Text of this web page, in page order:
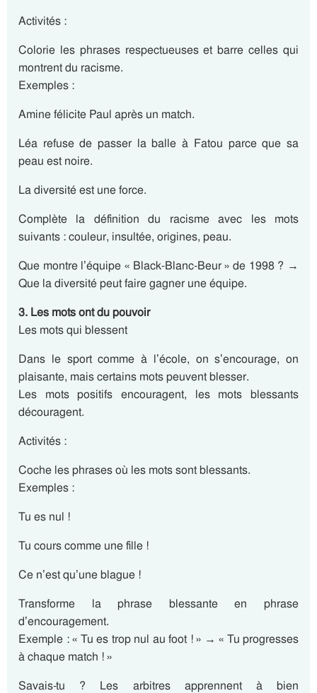
Activités :
Colorie les phrases respectueuses et barre celles qui
montrent du racisme.
Exemples :
Amine félicite Paul après un match.
Léa refuse de passer la balle à Fatou parce que sa
peau est noire.
La diversité est une force.
Complète la définition du racisme avec les mots
suivants : couleur, insultée, origines, peau.
Que montre l’équipe « Black-Blanc-Beur » de 1998 ? →
Que la diversité peut faire gagner une équipe.
3. Les mots ont du pouvoir
Les mots qui blessent
Dans le sport comme à l’école, on s’encourage, on
plaisante, mais certains mots peuvent blesser.
Les mots positifs encouragent, les mots blessants
découragent.
Activités :
Coche les phrases où les mots sont blessants.
Exemples :
Tu es nul !
Tu cours comme une fille !
Ce n’est qu’une blague !
Transforme la phrase blessante en phrase
d’encouragement.
Exemple : « Tu es trop nul au foot ! » → « Tu progresses
à chaque match ! »
Savais-tu ? Les arbitres apprennent à bien